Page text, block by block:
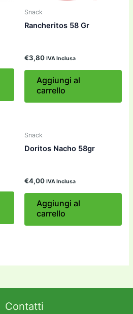
Snack
Rancheritos 58 Gr
€3,80 IVA Inclusa
Aggiungi al
carrello
Snack
Doritos Nacho 58gr
€4,00 IVA Inclusa
Aggiungi al
carrello
Contatti